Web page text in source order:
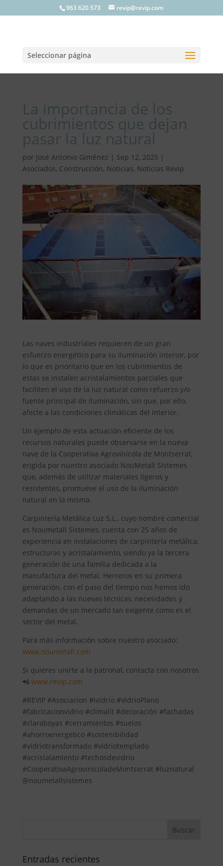
963 620 573 revip@revip.com
Seleccionar página
La importancia de los
cubrimientos que dejan
pasar la luz natural
por José Antonio Giménez | Sep 12, 2025 |
Asociados, Construcción, Noticias, Noticias Revip
Las naves industriales requieren de un gran
esfuerzo energético para su iluminación interior, por
lo que es prioritario que en los cubrimientos de
estas se instalen acristalamientos parciales que
faciliten el uso de la luz natural como refuerzo y/o
fuente principal de iluminación, sin que, por ello,
afecte a las condiciones climáticas del interior.
Un ejemplo de esta actuación eficiente de los
recursos naturales puede observarse en la nueva
nave de la Cooperativa Agrovinícola de Montserrat,
erigida por nuestro asociado NouMetall Sistemes
que, además de utilizar materiales ligeros y
resistentes, promueve el uso de la iluminación
natural en la misma.
Carpintería Metálica Luz S.L., cuyo nombre comercial
es Noumetall Sistemes, cuenta con 25 años de
experiencia en instalaciones de carpintería metálica,
estructuras y acristalamiento, siendo ya la tercera
generación de una familia dedicada a la
manufactura del metal. Herreros en su primera
generación, con el paso del tiempo nos hemos ido
adaptando a las nuevas técnicas, necesidades y
demandas de un mercado tan exigente como es el
sector del metal.
Para más información sobre nuestro asociado:
www.noumetall.com
Si quieres unirte a la patronal, contacta con nosotros
📲 www.revip.com
#REVIP #Asociacion #ividrio #VidrioPlano
#fabricacionvidrio #climalit #decoración #fachadas
#claraboyas #cerramientos #suelos
#ahorroenergetico #sostenibilidad
#vidriotransformado #vidriotemplado
#acristalamiento #techosdevidrio
#CooperativaAgrovinícoladeMontserrat #luznatural
@noumetallsistemes
Entradas recientes